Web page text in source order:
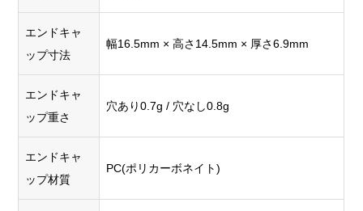
エンドキャ
ップ寸法
幅16.5mm × 高さ14.5mm × 厚さ6.9mm
エンドキャ
ップ重さ
穴あり0.7g / 穴なし0.8g
エンドキャ
ップ材質
PC(ポリカーボネイト)